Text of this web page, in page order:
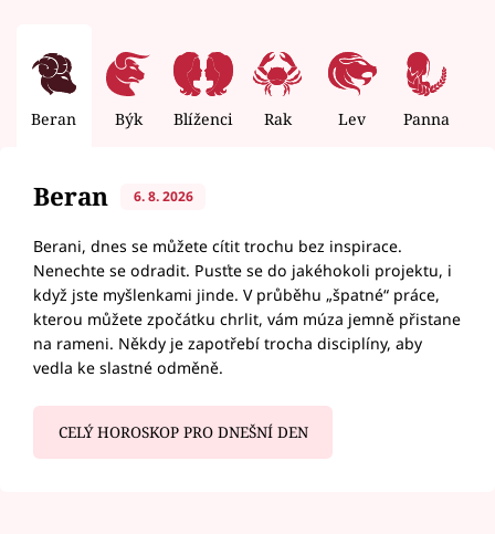
Beran Býk Blíženci Rak Lev Panna
Beran 6. 8. 2026
Berani, dnes se můžete cítit trochu bez inspirace.
Nenechte se odradit. Pusťte se do jakéhokoli projektu, i
když jste myšlenkami jinde. V průběhu „špatné“ práce,
kterou můžete zpočátku chrlit, vám múza jemně přistane
na rameni. Někdy je zapotřebí trocha disciplíny, aby
vedla ke slastné odměně.
CELÝ HOROSKOP PRO DNEŠNÍ DEN